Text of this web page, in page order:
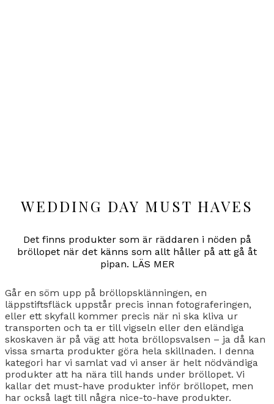
WEDDING DAY MUST HAVES
Det finns produkter som är räddaren i nöden på
bröllopet när det känns som allt håller på att gå åt
pipan. LÄS MER
Går en söm upp på bröllopsklänningen, en
läppstiftsfläck uppstår precis innan fotograferingen,
eller ett skyfall kommer precis när ni ska kliva ur
transporten och ta er till vigseln eller den eländiga
skoskaven är på väg att hota bröllopsvalsen – ja då kan
vissa smarta produkter göra hela skillnaden. I denna
kategori har vi samlat vad vi anser är helt nödvändiga
produkter att ha nära till hands under bröllopet. Vi
kallar det must-have produkter inför bröllopet, men
har också lagt till några nice-to-have produkter.